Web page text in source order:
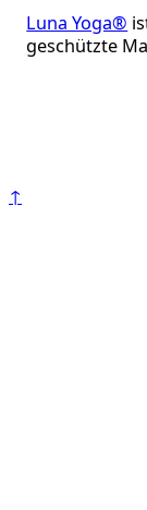
Luna Yoga®
geschützte
↑